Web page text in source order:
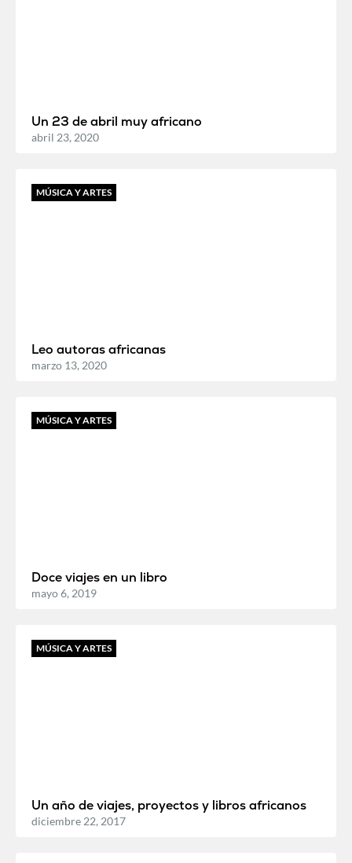
Un 23 de abril muy africano
abril 23, 2020
MÚSICA Y ARTES
Leo autoras africanas
marzo 13, 2020
MÚSICA Y ARTES
Doce viajes en un libro
mayo 6, 2019
MÚSICA Y ARTES
Un año de viajes, proyectos y libros africanos
diciembre 22, 2017